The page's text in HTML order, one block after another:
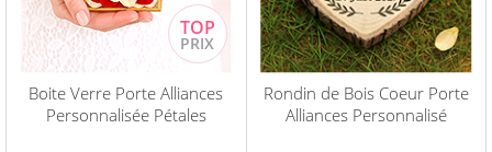
Boite Verre Porte Alliances
Personnalisée Pétales
Rondin de Bois Coeur Porte
Alliances Personnalisé